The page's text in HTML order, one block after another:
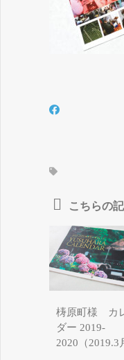
こちらの
梼原町様 カ
ダー 2019-
2020（2019.3